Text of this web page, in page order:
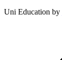
Uni Education by